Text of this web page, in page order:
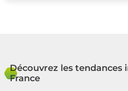
Découvrez les tendances
France